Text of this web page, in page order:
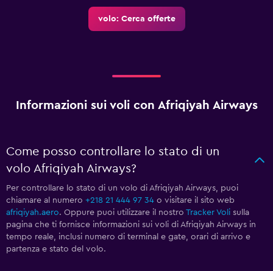
volo: Cerca offerte
Informazioni sui voli con Afriqiyah Airways
Come posso controllare lo stato di un
volo Afriqiyah Airways?
Per controllare lo stato di un volo di Afriqiyah Airways, puoi
chiamare al numero +218 21 444 97 34 o visitare il sito web
afriqiyah.aero. Oppure puoi utilizzare il nostro Tracker Voli sulla
pagina che ti fornisce informazioni sui voli di Afriqiyah Airways in
tempo reale, inclusi numero di terminal e gate, orari di arrivo e
partenza e stato del volo.